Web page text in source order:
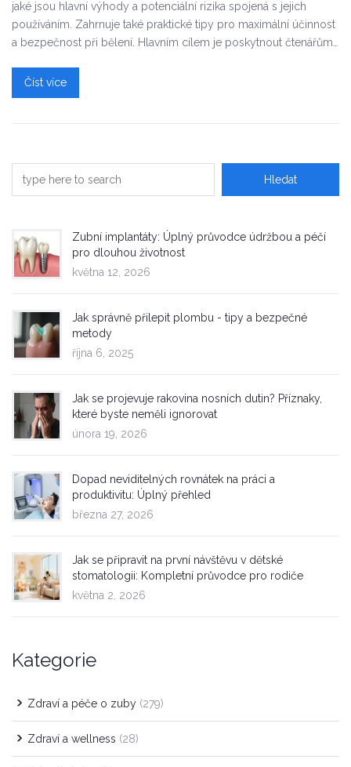
jaké jsou hlavní výhody a potenciální rizika spojená s jejich
používáním. Zahrnuje také praktické tipy pro maximální účinnost
a bezpečnost při bělení. Hlavním cílem je poskytnout čtenářům
Číst více
Zubní implantáty: Úplný průvodce údržbou a péčí
pro dlouhou životnost
května 12, 2026
Jak správně přilepit plombu - tipy a bezpečné
metody
října 6, 2025
Jak se projevuje rakovina nosních dutin? Příznaky,
které byste neměli ignorovat
února 19, 2026
Dopad neviditelných rovnátek na práci a
produktivitu: Úplný přehled
března 27, 2026
Jak se připravit na první návštěvu v dětské
stomatologii: Kompletní průvodce pro rodiče
května 2, 2026
Kategorie
Zdraví a péče o zuby (279)
Zdraví a wellness (28)